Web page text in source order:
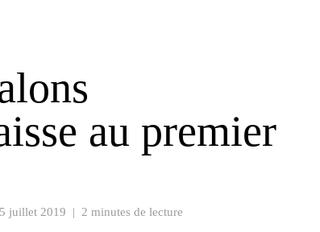
au premier
juillet 2019 | 2 minutes de lecture